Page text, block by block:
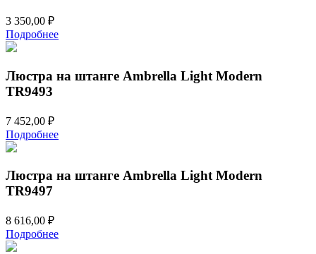
3 350,00 ₽
Подробнее
Люстра на штанге Ambrella Light Modern
TR9493
7 452,00 ₽
Подробнее
Люстра на штанге Ambrella Light Modern
TR9497
8 616,00 ₽
Подробнее